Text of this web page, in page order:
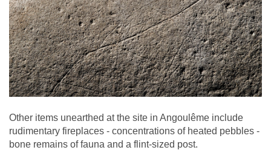
Other items unearthed at the site in Angoulême include
rudimentary fireplaces - concentrations of heated pebbles -
bone remains of fauna and a flint-sized post.